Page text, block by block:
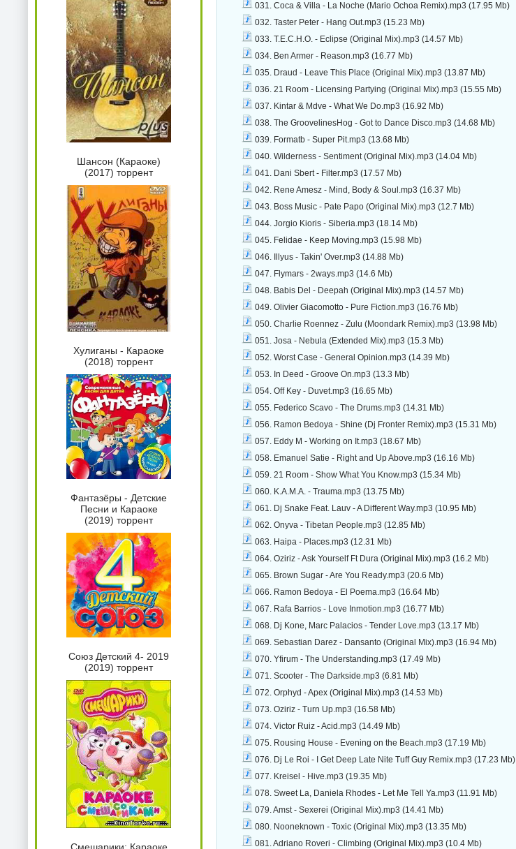
031. Coca & Villa - La Noche (Mario Ochoa Remix).mp3 (17.95 Mb)
032. Taster Peter - Hang Out.mp3 (15.23 Mb)
033. T.E.C.H.O. - Eclipse (Original Mix).mp3 (14.57 Mb)
034. Ben Armer - Reason.mp3 (16.77 Mb)
035. Draud - Leave This Place (Original Mix).mp3 (13.87 Mb)
036. 21 Room - Licensing Partying (Original Mix).mp3 (15.55 Mb)
037. Kintar & Mdve - What We Do.mp3 (16.92 Mb)
038. The GroovelinesHog - Got to Dance Disco.mp3 (14.68 Mb)
039. Formatb - Super Pit.mp3 (13.68 Mb)
040. Wilderness - Sentiment (Original Mix).mp3 (14.04 Mb)
041. Dani Sbert - Filter.mp3 (17.57 Mb)
042. Rene Amesz - Mind, Body & Soul.mp3 (16.37 Mb)
043. Boss Music - Pate Papo (Original Mix).mp3 (12.7 Mb)
044. Jorgio Kioris - Siberia.mp3 (18.14 Mb)
045. Felidae - Keep Moving.mp3 (15.98 Mb)
046. Illyus - Takin' Over.mp3 (14.88 Mb)
047. Flymars - 2ways.mp3 (14.6 Mb)
048. Babis Del - Deepah (Original Mix).mp3 (14.57 Mb)
049. Olivier Giacomotto - Pure Fiction.mp3 (16.76 Mb)
050. Charlie Roennez - Zulu (Moondark Remix).mp3 (13.98 Mb)
051. Josa - Nebula (Extended Mix).mp3 (15.3 Mb)
052. Worst Case - General Opinion.mp3 (14.39 Mb)
053. In Deed - Groove On.mp3 (13.3 Mb)
054. Off Key - Duvet.mp3 (16.65 Mb)
055. Federico Scavo - The Drums.mp3 (14.31 Mb)
056. Ramon Bedoya - Shine (Dj Fronter Remix).mp3 (15.31 Mb)
057. Eddy M - Working on It.mp3 (18.67 Mb)
058. Emanuel Satie - Right and Up Above.mp3 (16.16 Mb)
059. 21 Room - Show What You Know.mp3 (15.34 Mb)
060. K.A.M.A. - Trauma.mp3 (13.75 Mb)
061. Dj Snake Feat. Lauv - A Different Way.mp3 (10.95 Mb)
062. Onyva - Tibetan People.mp3 (12.85 Mb)
063. Haipa - Places.mp3 (12.31 Mb)
064. Oziriz - Ask Yourself Ft Dura (Original Mix).mp3 (16.2 Mb)
065. Brown Sugar - Are You Ready.mp3 (20.6 Mb)
066. Ramon Bedoya - El Poema.mp3 (16.64 Mb)
067. Rafa Barrios - Love Inmotion.mp3 (16.77 Mb)
068. Dj Kone, Marc Palacios - Tender Love.mp3 (13.17 Mb)
069. Sebastian Darez - Dansanto (Original Mix).mp3 (16.94 Mb)
070. Yfirum - The Understanding.mp3 (17.49 Mb)
071. Scooter - The Darkside.mp3 (6.81 Mb)
072. Orphyd - Apex (Original Mix).mp3 (14.53 Mb)
073. Oziriz - Turn Up.mp3 (16.58 Mb)
074. Victor Ruiz - Acid.mp3 (14.49 Mb)
075. Rousing House - Evening on the Beach.mp3 (17.19 Mb)
076. Dj Le Roi - I Get Deep Late Nite Tuff Guy Remix.mp3 (17.23 Mb)
077. Kreisel - Hive.mp3 (19.35 Mb)
078. Sweet La, Daniela Rhodes - Let Me Tell Ya.mp3 (11.91 Mb)
079. Amst - Sexerei (Original Mix).mp3 (14.41 Mb)
080. Nooneknown - Toxic (Original Mix).mp3 (13.35 Mb)
081. Adriano Roveri - Climbing (Original Mix).mp3 (10.4 Mb)
Шансон (Караоке)
(2017) торрент
Хулиганы - Караоке
(2018) торрент
Фантазёры - Детские
Песни и Караоке
(2019) торрент
Союз Детский 4- 2019
(2019) торрент